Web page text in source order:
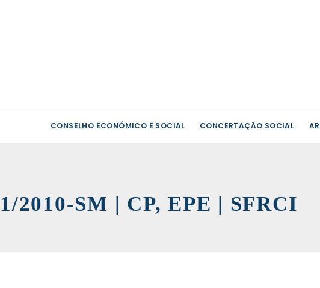
CONSELHO ECONÓMICO E SOCIAL CONCERTAÇÃO SOCIAL
1/2010-SM | CP, EPE | SFRCI